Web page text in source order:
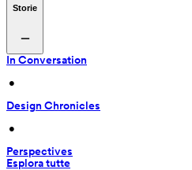
Storie
In Conversation
•
Design Chronicles
•
Perspectives
Esplora tutte